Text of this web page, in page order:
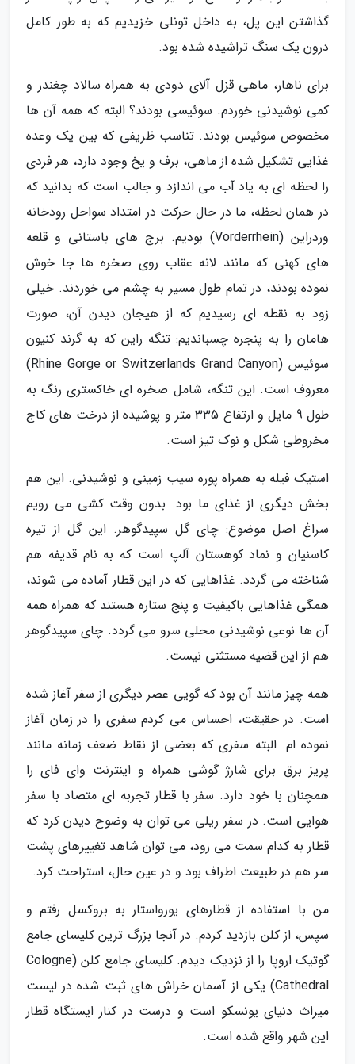
گذاشتن این پل، به داخل تونلی خزیدیم که به طور کامل
درون یک سنگ تراشیده شده بود.
برای ناهار، ماهی قزل آلای دودی به همراه سالاد چغندر و
کمی نوشیدنی خوردم. سوئیسی بودند؟ البته که همه آن ها
مخصوص سوئیس بودند. تناسب ظریفی که بین یک وعده
غذایی تشکیل شده از ماهی، برف و یخ وجود دارد، هر فردی
را لحظه ای به یاد آب می اندازد و جالب است که بدانید که
در همان لحظه، ما در حال حرکت در امتداد سواحل رودخانه
وردراین (Vorderrhein) بودیم. برج های باستانی و قلعه
های کهنی که مانند لانه عقاب روی صخره ها جا خوش
نموده بودند، در تمام طول مسیر به چشم می خوردند. خیلی
زود به نقطه ای رسیدیم که از هیجان دیدن آن، صورت
هامان را به پنجره چسباندیم: تنگه راین که به گرند کنیون
سوئیس (Rhine Gorge or Switzerlands Grand Canyon)
معروف است. این تنگه، شامل صخره ای خاکستری رنگ به
طول 9 مایل و ارتفاع 335 متر و پوشیده از درخت های کاج
مخروطی شکل و نوک تیز است.
استیک فیله به همراه پوره سیب زمینی و نوشیدنی. این هم
بخش دیگری از غذای ما بود. بدون وقت کشی می رویم
سراغ اصل موضوع: چای گل سپیدگوهر. این گل از تیره
کاسنیان و نماد کوهستان آلپ است که به نام قدیفه هم
شناخته می گردد. غذاهایی که در این قطار آماده می شوند،
همگی غذاهایی باکیفیت و پنج ستاره هستند که همراه همه
آن ها نوعی نوشیدنی محلی سرو می گردد. چای سپیدگوهر
هم از این قضیه مستثنی نیست.
همه چیز مانند آن بود که گویی عصر دیگری از سفر آغاز شده
است. در حقیقت، احساس می کردم سفری را در زمان آغاز
نموده ام. البته سفری که بعضی از نقاط ضعف زمانه مانند
پریز برق برای شارژ گوشی همراه و اینترنت وای فای را
همچنان با خود دارد. سفر با قطار تجربه ای متصاد با سفر
هوایی است. در سفر ریلی می توان به وضوح دیدن کرد که
قطار به کدام سمت می رود، می توان شاهد تغییرهای پشت
سر هم در طبیعت اطراف بود و در عین حال، استراحت کرد.
من با استفاده از قطارهای یورواستار به بروکسل رفتم و
سپس، از کلن بازدید کردم. در آنجا بزرگ ترین کلیسای جامع
گوتیک اروپا را از نزدیک دیدم. کلیسای جامع کلن (Cologne
Cathedral) یکی از آسمان خراش های ثبت شده در لیست
میراث دنیای یونسکو است و درست در کنار ایستگاه قطار
این شهر واقع شده است.